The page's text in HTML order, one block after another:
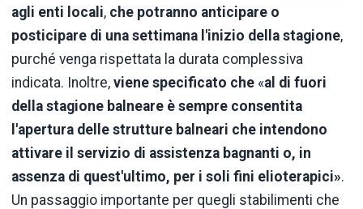
agli enti locali, che potranno anticipare o
posticipare di una settimana l'inizio della stagione,
purché venga rispettata la durata complessiva
indicata. Inoltre, viene specificato che «al di fuori
della stagione balneare è sempre consentita
l'apertura delle strutture balneari che intendono
attivare il servizio di assistenza bagnanti o, in
assenza di quest'ultimo, per i soli fini elioterapici».
Un passaggio importante per quegli stabilimenti che